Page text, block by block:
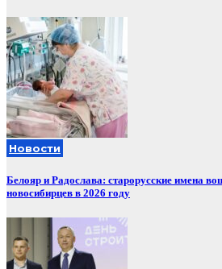
Новости
Белояр и Радослава: старорусские имена
новосибирцев в 2026 году